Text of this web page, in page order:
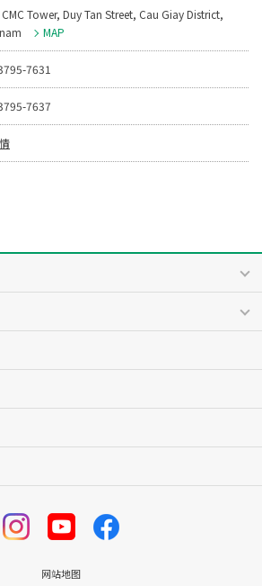
Tower, Duy Tan Street, Cau Giay District,
MAP
7631
7637
网站地图